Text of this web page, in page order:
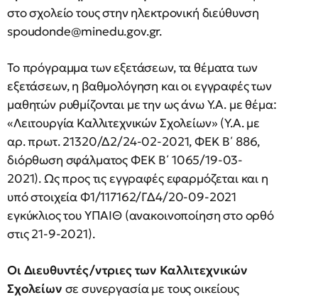
στο σχολείο τους στην ηλεκτρονική διεύθυνση
spoudonde@minedu.gov.gr.
Το πρόγραμμα των εξετάσεων, τα θέματα των
εξετάσεων, η βαθμολόγηση και οι εγγραφές των
μαθητών ρυθμίζονται με την ως άνω Υ.Α. με θέμα:
«Λειτουργία Καλλιτεχνικών Σχολείων» (Υ.Α. με
αρ. πρωτ. 21320/Δ2/24-02-2021, ΦΕΚ Β΄ 886,
διόρθωση σφάλματος ΦΕΚ Β΄ 1065/19-03-
2021). Ως προς τις εγγραφές εφαρμόζεται και η
υπό στοιχεία Φ1/117162/ΓΔ4/20-09-2021
εγκύκλιος του ΥΠΑΙΘ (ανακοινοποίηση στο ορθό
στις 21-9-2021).
Οι Διευθυντές/ντριες των Καλλιτεχνικών
Σχολείων σε συνεργασία με τους οικείους